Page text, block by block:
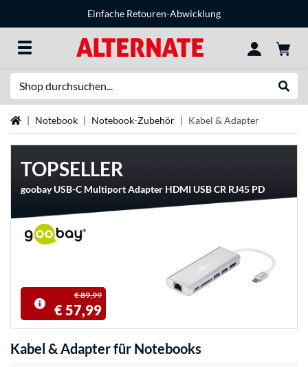
Einfache Retouren-Abwicklung
StartseiteNotebook Notebook-Zubehör Kabel & Adapter
TOPSELLER
goobay USB-C Multiport Adapter HDMI USB CR RJ45 PD
€ 89,99
€ 57,99
Kabel & Adapter für Notebooks